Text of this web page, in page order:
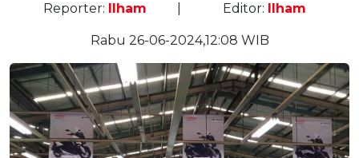
Reporter: Ilham Editor: Ilham
Rabu 26-06-2024,12:08 WIB